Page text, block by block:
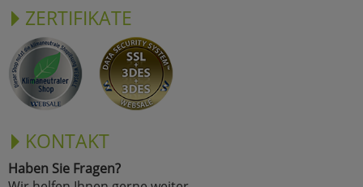
ZERTIFIKATE
KONTAKT
Haben Sie Fragen?